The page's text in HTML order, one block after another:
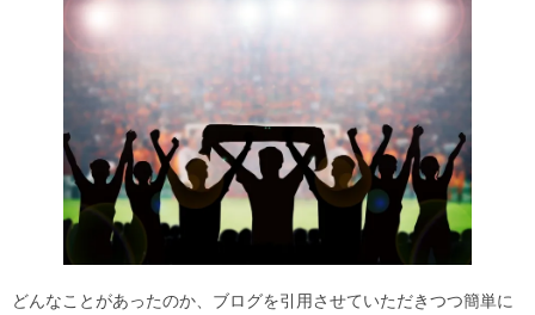
どんなことがあったのか、ブログを引用させていただきつつ簡単に